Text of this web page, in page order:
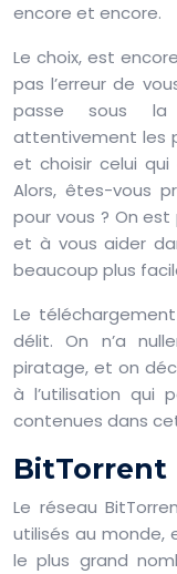
encore et encore.
Le choix, est
pas l’erreur de
passe sous la
attentivement les
et choisir celui qui
Alors, êtes-vous
pour vous ? On
et à vous aider
beaucoup plus
Le
délit. On n’a
piratage, et on
à l’utilisation qui
contenues dans
BitTorrent
Le réseau
utilisés au monde,
le plus grand